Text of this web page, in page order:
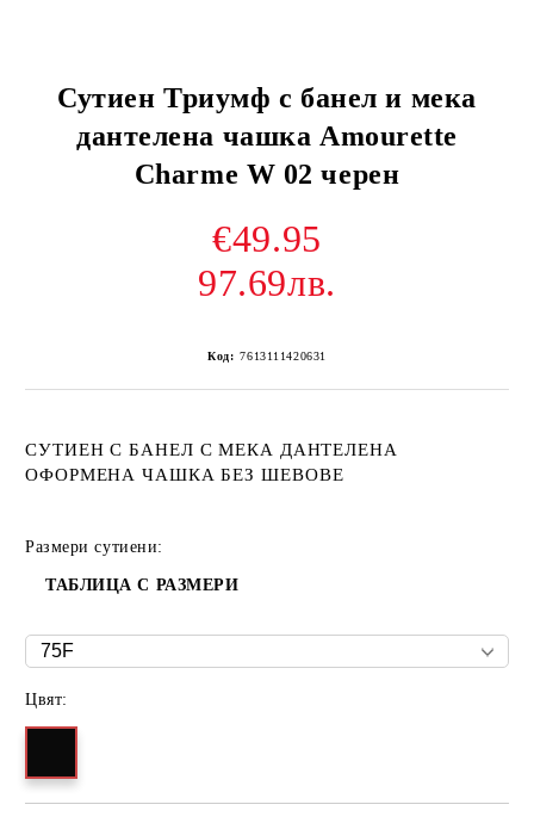
Сутиен Триумф с банел и мека
дантелена чашка Amourette
Charme W 02 черен
€49.95
97.69лв.
Код: 7613111420631
СУТИЕН С БАНЕЛ С МЕКА ДАНТЕЛЕНА
ОФОРМЕНА ЧАШКА БЕЗ ШЕВОВЕ
Размери сутиени:
ТАБЛИЦА С РАЗМЕРИ
Цвят: